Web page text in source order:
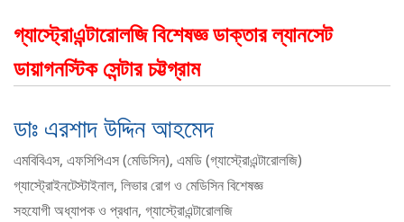
গ্যাস্ট্রোএন্টারোলজি বিশেষজ্ঞ ডাক্তার ল্যানসেট
ডায়াগনস্টিক সেন্টার চট্টগ্রাম
ডাঃ এরশাদ উদ্দিন আহমেদ
এমবিবিএস, এফসিপিএস (মেডিসিন), এমডি (গ্যাস্ট্রোএন্টারোলজি)
গ্যাস্ট্রোইনটেস্টাইনাল, লিভার রোগ ও মেডিসিন বিশেষজ্ঞ
সহযোগী অধ্যাপক ও প্রধান, গ্যাস্ট্রোএন্টারোলজি